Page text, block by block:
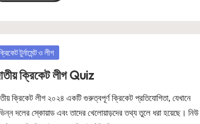
টুর্নামেন্ট ও লীগ
ক্রিকেট লীগ Quiz
ক্রিকেট লীগ ২০২৪ একটি গুরুত্বপূর্ণ ক্রিকেট প্রতিযোগিতা, যেখানে
দলের স্কোয়াড এবং তাদের খেলোয়াড়দের তথ্য তুলে ধরা হয়েছে। নিউ